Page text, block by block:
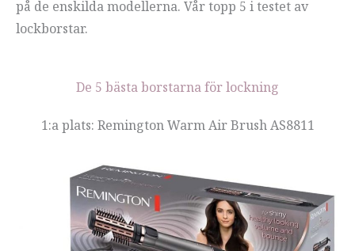
på de enskilda modellerna. Vår topp 5 i testet av
lockborstar.
De 5 bästa borstarna för lockning
1:a plats: Remington Warm Air Brush AS8811